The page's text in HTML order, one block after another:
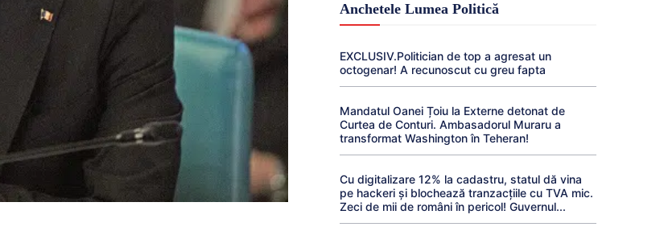
Anchetele Lumea Politică
EXCLUSIV.Politician de top a agresat un
octogenar! A recunoscut cu greu fapta
Mandatul Oanei Țoiu la Externe detonat de
Curtea de Conturi. Ambasadorul Muraru a
transformat Washington în Teheran!
Cu digitalizare 12% la cadastru, statul dă vina
pe hackeri și blochează tranzacțiile cu TVA mic.
Zeci de mii de români în pericol! Guvernul...